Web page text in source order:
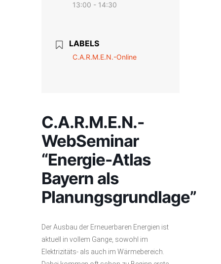
13:00 - 14:30
LABELS
C.A.R.M.E.N.-Online
C.A.R.M.E.N.-
WebSeminar
“Energie-Atlas
Bayern als
Planungsgrundlage”
Der Ausbau der Erneuerbaren Energien ist
aktuell in vollem Gange, sowohl im
Elektrizitäts- als auch im Wärmebereich.